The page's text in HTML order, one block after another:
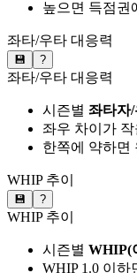
높으면 득점권
좌타/우타 대응력
💾 ?
좌타/우타 대응력
시즌별 좌타자
좌우 차이가
한쪽에 약하면
WHIP 추이
💾 ?
WHIP 추이
시즌별 WHIP(
WHIP 1.0 이하